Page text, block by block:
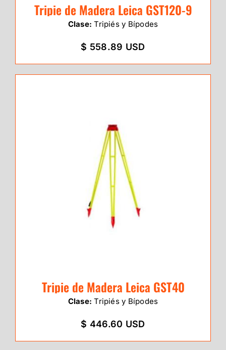
Tripie de Madera Leica GST120-9
Clase: Tripiés y Bípodes
$ 558.89 USD
Tripie de Madera Leica GST40
Clase: Tripiés y Bípodes
$ 446.60 USD